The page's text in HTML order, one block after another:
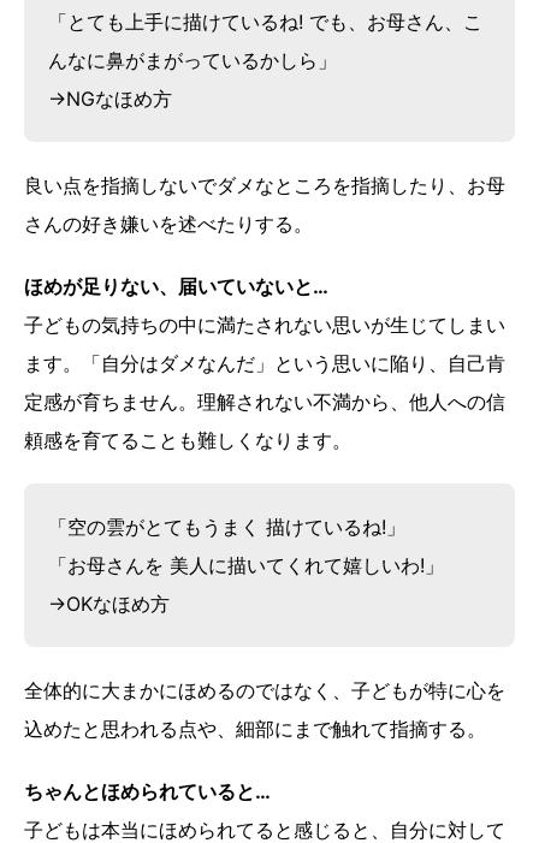
「とても上手に描けているね! でも、お母さん、こ
んなに鼻がまがっているかしら」
→NGなほめ方
良い点を指摘しないでダメなところを指摘したり、お母
さんの好き嫌いを述べたりする。
ほめが足りない、届いていないと…
子どもの気持ちの中に満たされない思いが生じてしまい
ます。「自分はダメなんだ」という思いに陥り、自己肯
定感が育ちません。理解されない不満から、他人への信
頼感を育てることも難しくなります。
「空の雲がとてもうまく 描けているね!」
「お母さんを 美人に描いてくれて嬉しいわ!」
→OKなほめ方
全体的に大まかにほめるのではなく、子どもが特に心を
込めたと思われる点や、細部にまで触れて指摘する。
ちゃんとほめられていると…
子どもは本当にほめられてると感じると、自分に対して